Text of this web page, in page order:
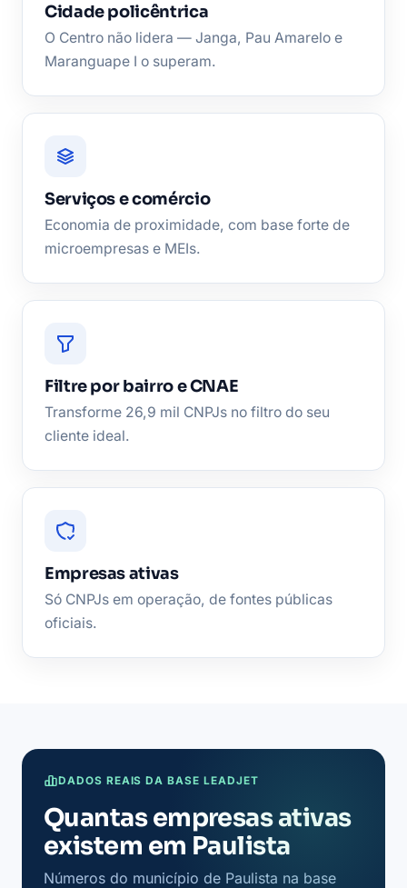
Cidade policêntrica
O Centro não lidera — Janga, Pau Amarelo e
Maranguape I o superam.
Serviços e comércio
Economia de proximidade, com base forte de
microempresas e MEIs.
Filtre por bairro e CNAE
Transforme 26,9 mil CNPJs no filtro do seu
cliente ideal.
Empresas ativas
Só CNPJs em operação, de fontes públicas
oficiais.
DADOS REAIS DA BASE LEADJET
Quantas empresas ativas
existem em Paulista
Números do município de Paulista na base